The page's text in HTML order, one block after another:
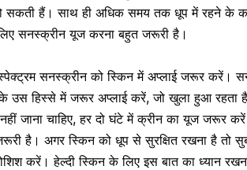
सकती हैं। साथ ही अधिक समय तक धूप में रहने के
सनस्क्रीन यूज करना बहुत जरूरी है।
सनस्क्रीन को स्किन में अप्लाई जरूर करें।
उस हिस्से में जरूर अप्लाई करें, जो खुला हुआ रहता
जाना चाहिए, हर दो घंटे में क्रीन का यूज जरूर
है । अगर स्किन को धूप से सुरक्षित रखना है तो
करें। हेल्दी स्किन के लिए इस बात का ध्यान